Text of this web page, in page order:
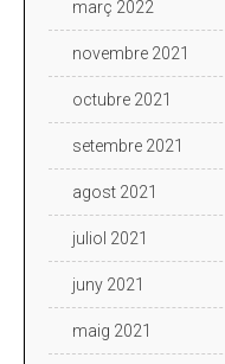
març 2022
novembre 2021
octubre 2021
setembre 2021
agost 2021
juliol 2021
juny 2021
maig 2021